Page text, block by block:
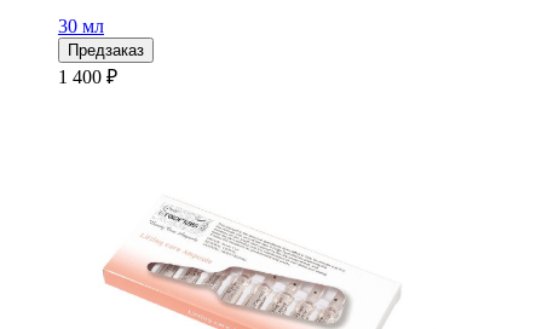
30 мл
Предзаказ
1 400 ₽